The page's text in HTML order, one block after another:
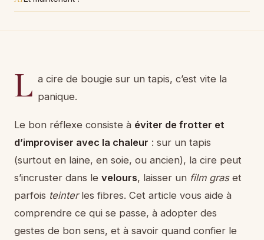
L a cire de bougie sur un tapis, c’est vite la
panique.
Le bon réflexe consiste à éviter de frotter et
d’improviser avec la chaleur : sur un tapis
(surtout en laine, en soie, ou ancien), la cire peut
s’incruster dans le velours, laisser un film graset
parfois teinterles fibres. Cet article vous aide à
comprendre ce qui se passe, à adopter des
gestes de bon sens, et à savoir quand confier le